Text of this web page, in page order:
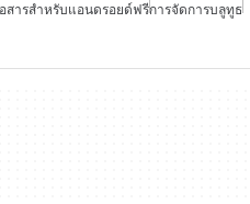
สารสำหรับแอนดรอยด์ฟรีการจัดการบลูทูธ